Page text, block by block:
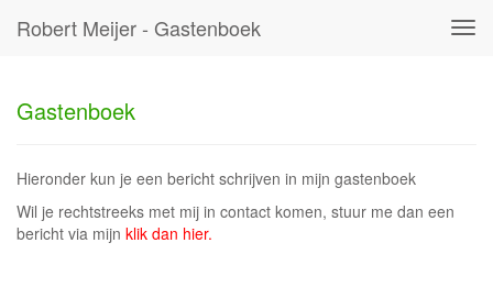
Robert Meijer - Gastenboek
Gastenboek
Hieronder kun je een bericht schrijven in mijn gastenboek
Wil je rechtstreeks met mij in contact komen, stuur me dan een
bericht via mijn klik dan hier.